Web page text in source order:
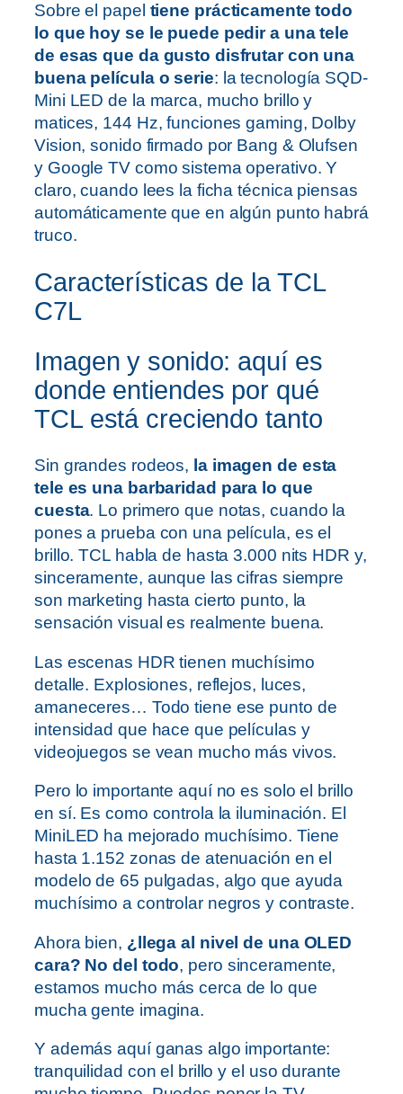
Sobre el papel tiene prácticamente todo
lo que hoy se le puede pedir a una tele
de esas que da gusto disfrutar con una
buena película o serie: la tecnología SQD-
Mini LED de la marca, mucho brillo y
matices, 144 Hz, funciones gaming, Dolby
Vision, sonido firmado por Bang & Olufsen
y Google TV como sistema operativo. Y
claro, cuando lees la ficha técnica piensas
automáticamente que en algún punto habrá
truco.
Características de la TCL
C7L
Imagen y sonido: aquí es
donde entiendes por qué
TCL está creciendo tanto
Sin grandes rodeos, la imagen de esta
tele es una barbaridad para lo que
cuesta. Lo primero que notas, cuando la
pones a prueba con una película, es el
brillo. TCL habla de hasta 3.000 nits HDR y,
sinceramente, aunque las cifras siempre
son marketing hasta cierto punto, la
sensación visual es realmente buena.
Las escenas HDR tienen muchísimo
detalle. Explosiones, reflejos, luces,
amaneceres… Todo tiene ese punto de
intensidad que hace que películas y
videojuegos se vean mucho más vivos.
Pero lo importante aquí no es solo el brillo
en sí. Es como controla la iluminación. El
MiniLED ha mejorado muchísimo. Tiene
hasta 1.152 zonas de atenuación en el
modelo de 65 pulgadas, algo que ayuda
muchísimo a controlar negros y contraste.
Ahora bien, ¿llega al nivel de una OLED
cara? No del todo, pero sinceramente,
estamos mucho más cerca de lo que
mucha gente imagina.
Y además aquí ganas algo importante:
tranquilidad con el brillo y el uso durante